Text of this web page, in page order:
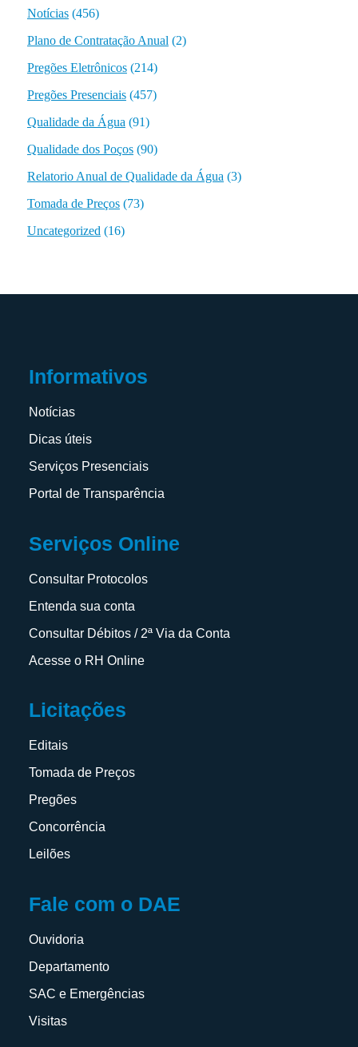
Notícias(456)
Plano de Contratação Anual (2)
Pregões Eletrônicos(214)
Pregões Presenciais(457)
Qualidade da Água (91)
Qualidade dos Poços(90)
Relatorio Anual de Qualidade da Água (3)
Tomada de Preços(73)
Uncategorized (16)
Informativos
Notícias
Dicas úteis
Serviços Presenciais
Portal de Transparência
Serviços Online
Consultar Protocolos
Entenda sua conta
Consultar Débitos / 2ª Via da Conta
Acesse o RH Online
Licitações
Editais
Tomada de Preços
Pregões
Concorrência
Leilões
Fale com o DAE
Ouvidoria
Departamento
SAC e Emergências
Visitas